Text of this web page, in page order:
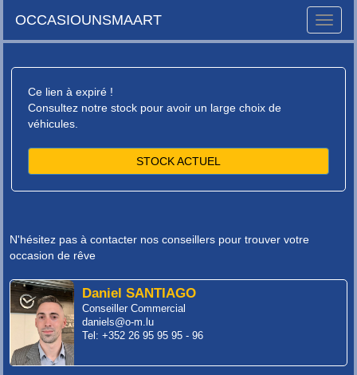
Toggle
OCCASIOUNSMAART
Ce lien à expiré !
Consultez notre stock pour avoir un large choix de
véhicules.
STOCK ACTUEL
N'hésitez pas à contacter nos conseillers pour trouver votre
occasion de rêve
Daniel SANTIAGO
Conseiller Commercial
daniels@o-m.lu
Tel: +352 26 95 95 95 - 96